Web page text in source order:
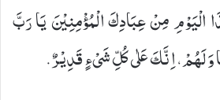
الْیَوْمِ مِنْ عِبَادِكَ الْمُؤْمِنِیْنَ یَا رَبَّ
وَ لَهُمْ، اِنَّكَ عَلٰى‏ كُلِّ شَیْ‏ءٍ قَدِیْرٌ.